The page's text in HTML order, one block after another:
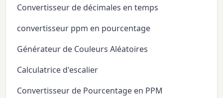
Convertisseur de décimales en temps
convertisseur ppm en pourcentage
Générateur de Couleurs Aléatoires
Calculatrice d'escalier
Convertisseur de Pourcentage en PPM